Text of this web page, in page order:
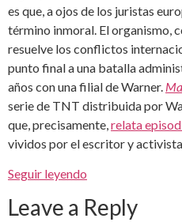
es que, a ojos de los juristas
término inmoral. El organismo,
resuelve los conflictos
punto final a una batalla
años con una filial de Warner.
serie de TNT distribuida por
que, precisamente, relata
vividos por el escritor y
Seguir leyendo
Leave a Reply